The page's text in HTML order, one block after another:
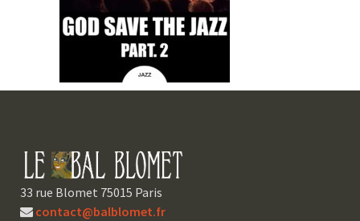
33 rue Blomet 75015 Paris
contact@balblomet.fr